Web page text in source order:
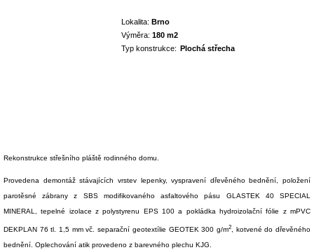
Lokalita: Brno
Výměra: 180 m2
Typ konstrukce: Plochá střecha
Rekonstrukce střešního pláště rodinného domu.
Provedena demontáž stávajících vrstev lepenky, vyspravení dřevěného bednění, položení
parotěsné zábrany z SBS modifikovaného asfaltového pásu GLASTEK 40 SPECIAL
MINERAL, tepelné izolace z polystyrenu EPS 100 a pokládka hydroizolační fólie z mPVC
DEKPLAN 76 tl. 1,5 mm vč. separační geotextílie GEOTEK 300 g/m2, kotvené do dřevěného
bednění. Oplechování atik provedeno z barevného plechu KJG.